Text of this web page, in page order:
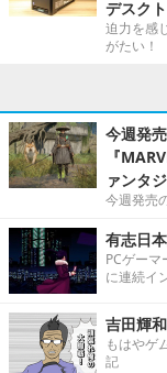
デスク
迫力を感
がたい！
今週発
『
ァンタ
今週発売
有志日
PCゲー
に連続イ
吉田輝
もはやゲ
記